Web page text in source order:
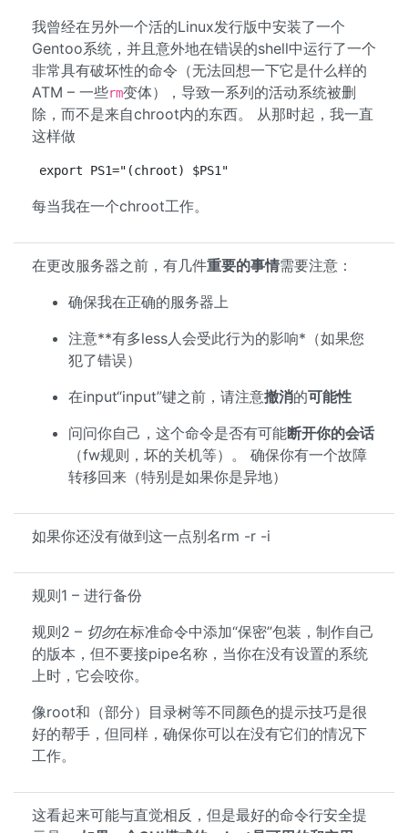
我曾经在另外一个活的Linux发行版中安装了一个
Gentoo系统，并且意外地在错误的shell中运行了一个
非常具有破坏性的命令（无法回想一下它是什么样的
ATM – 一些rm变体），导致一系列的活动系统被删
除，而不是来自chroot内的东西。 从那时起，我一直
这样做
export PS1="(chroot) $PS1"
每当我在一个chroot工作。
在更改服务器之前，有几件重要的事情需要注意：
确保我在正确的服务器上
注意**有多less人会受此行为的影响*（如果您
犯了错误）
在input“input”键之前，请注意撤消的可能性
问问你自己，这个命令是否有可能断开你的会话
（fw规则，坏的关机等）。 确保你有一个故障
转移回来（特别是如果你是异地）
如果你还没有做到这一点别名rm -r -i
规则1 – 进行备份
规则2 – 切勿在标准命令中添加“保密”包装，制作自己
的版本，但不要接pipe名称，当你在没有设置的系统
上时，它会咬你。
像root和（部分）目录树等不同颜色的提示技巧是很
好的帮手，但同样，确保你可以在没有它们的情况下
工作。
这看起来可能与直觉相反，但是最好的命令行安全提